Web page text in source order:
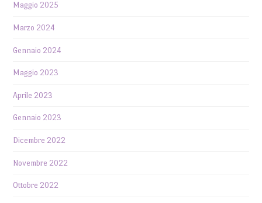
Maggio 2025
Marzo 2024
Gennaio 2024
Maggio 2023
Aprile 2023
Gennaio 2023
Dicembre 2022
Novembre 2022
Ottobre 2022